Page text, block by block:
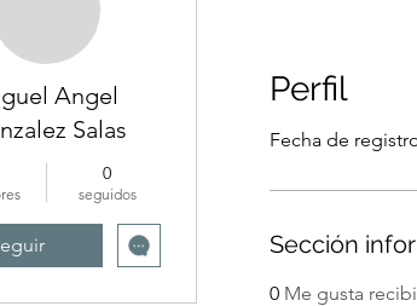
Perfil
Fecha de
Sección
0 Me gusta
Angel
Salas
0
seguidos